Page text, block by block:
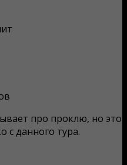
про проклю, но это
с данного тура.